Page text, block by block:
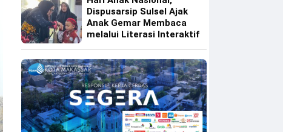
Dispusarsip Sulsel Ajak
Anak Gemar Membaca
melalui Literasi Interaktif